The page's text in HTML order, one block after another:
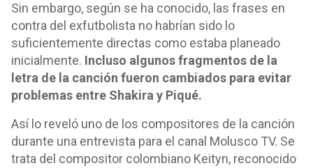
Sin embargo, según se ha conocido, las frases en
contra del exfutbolista no habrían sido lo
suficientemente directas como estaba planeado
inicialmente. Incluso algunos fragmentos de la
letra de la canción fueron cambiados para evitar
problemas entre Shakira y Piqué.
Así lo reveló uno de los compositores de la canción
durante una entrevista para el canal Molusco TV. Se
trata del compositor colombiano Keityn, reconocido